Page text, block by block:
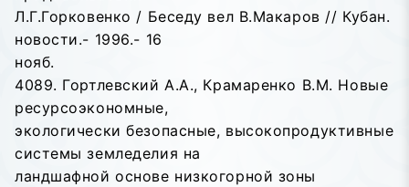
Л.Г.Горковенко / Беседу вел В.Макаров // Кубан.
новости.- 1996.- 16
нояб.
4089. Гортлевский А.А., Крамаренко В.М. Новые
ресурсоэкономные,
экологически безопасные, высокопродуктивные
системы земледелия на
ландшафной основе низкогорной зоны